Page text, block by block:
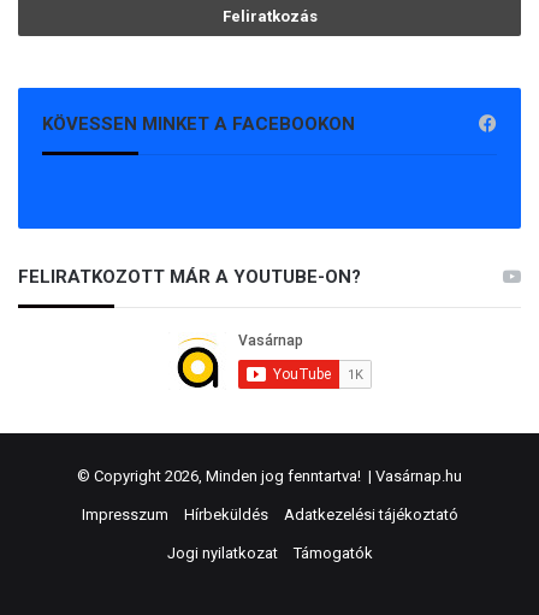
KÖVESSEN MINKET A FACEBOOKON
FELIRATKOZOTT MÁR A YOUTUBE-ON?
© Copyright 2026, Minden jog fenntartva! | Vasárnap.hu
Impresszum Hírbeküldés Adatkezelési tájékoztató
Jogi nyilatkozat Támogatók